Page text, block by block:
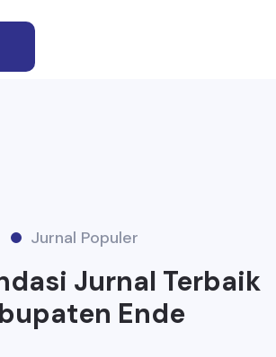
Jurnal Populer
Jurnal Terbaik
Ende